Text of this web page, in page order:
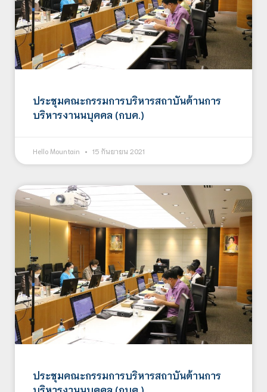
ประชุมคณะกรรมการบริหารสถาบันด้านการ
บริหารงานนบุคคล (กบค.)
Hello Mountain 15 กันยายน 2021
ประชุมคณะกรรมการบริหารสถาบันด้านการ
บริหารงานนบุคคล (กบค.)